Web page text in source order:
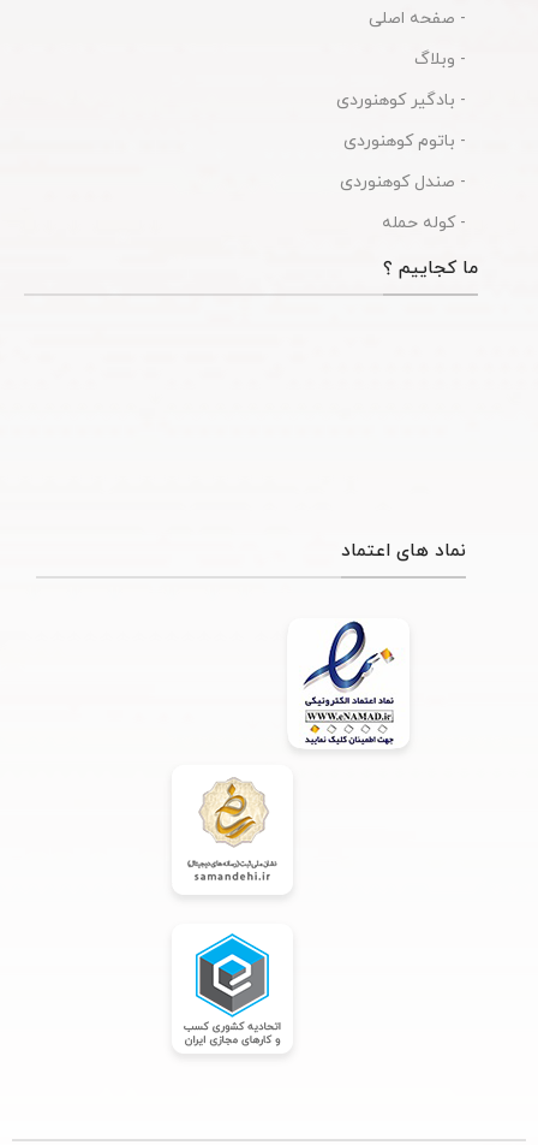
- صفحه اصلی
- وبلاگ
- بادگیر کوهنوردی
- باتوم کوهنوردی
- صندل کوهنوردی
- کوله حمله
ما کجاییم ؟
نماد های اعتماد